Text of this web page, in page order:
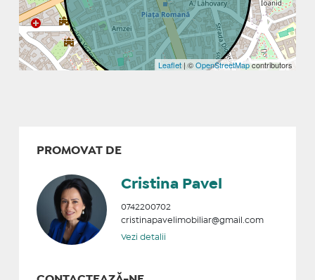
Leaflet| ©OpenStreetMapcontributors
PROMOVAT DE
Cristina Pavel
0742200702
cristinapavelimobiliar@gmail.com
Vezi detalii